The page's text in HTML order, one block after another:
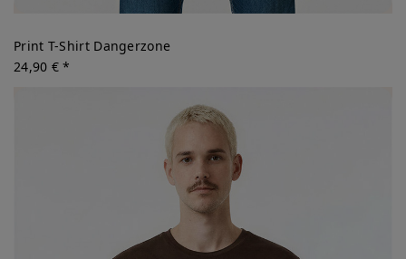
Print T-Shirt Dangerzone
24,90 € *